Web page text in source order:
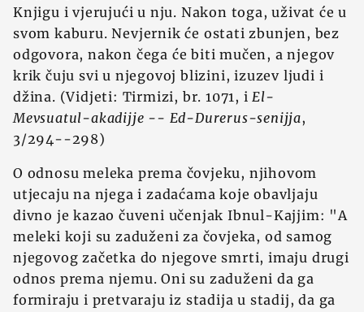
Knjigu i vjerujući u nju. Nakon toga, uživat će u
svom kaburu. Nevjernik će ostati zbunjen, bez
odgovora, nakon čega će biti mučen, a njegov
krik čuju svi u njegovoj blizini, izuzev ljudi i
džina. (Vidjeti: Tirmizi, br. 1071, iEl-
Mevsuatul-akadijje -- Ed-Durerus-senijja,
3/294--298)
O odnosu meleka prema čovjeku, njihovom
utjecaju na njega i zadaćama koje obavljaju
divno je kazao čuveni učenjak Ibnul-Kajjim: "A
meleki koji su zaduženi za čovjeka, od samog
njegovog začetka do njegove smrti, imaju drugi
odnos prema njemu. Oni su zaduženi da ga
formiraju i pretvaraju iz stadija u stadij, da ga